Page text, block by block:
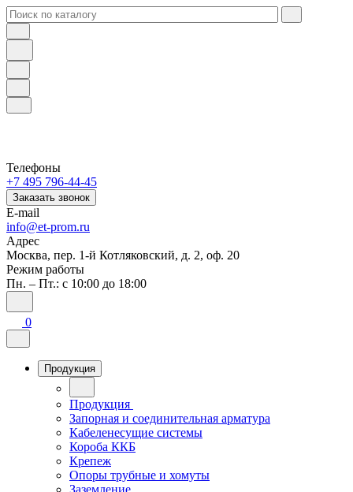
Телефоны
+7 495 796-44-45
Заказать звонок
E-mail
info@et-prom.ru
Адрес
Москва, пер. 1-й Котляковский, д. 2, оф. 20
Режим работы
Пн. – Пт.: с 10:00 до 18:00
0
Продукция
Продукция
Запорная и соединительная арматура
Кабеленесущие системы
Короба ККБ
Крепеж
Опоры трубные и хомуты
Заземление